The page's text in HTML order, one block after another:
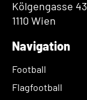
Kölgengasse 43
1110 Wien
Navigation
Football
Flagfootball